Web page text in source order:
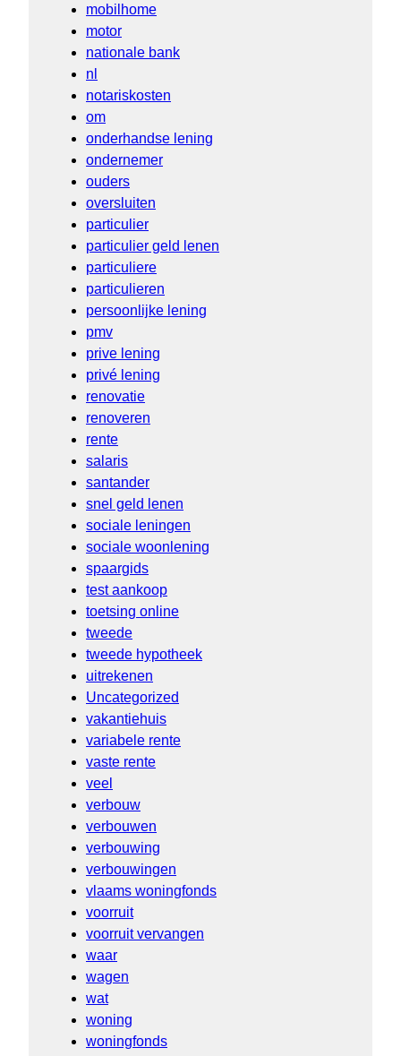
mobilhome
motor
nationale bank
nl
notariskosten
om
onderhandse lening
ondernemer
ouders
oversluiten
particulier
particulier geld lenen
particuliere
particulieren
persoonlijke lening
pmv
prive lening
privé lening
renovatie
renoveren
rente
salaris
santander
snel geld lenen
sociale leningen
sociale woonlening
spaargids
test aankoop
toetsing online
tweede
tweede hypotheek
uitrekenen
Uncategorized
vakantiehuis
variabele rente
vaste rente
veel
verbouw
verbouwen
verbouwing
verbouwingen
vlaams woningfonds
voorruit
voorruit vervangen
waar
wagen
wat
woning
woningfonds